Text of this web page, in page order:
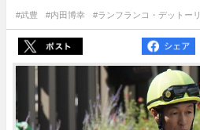
#武豊 #内田博幸 #ランフランコ・デットーリ